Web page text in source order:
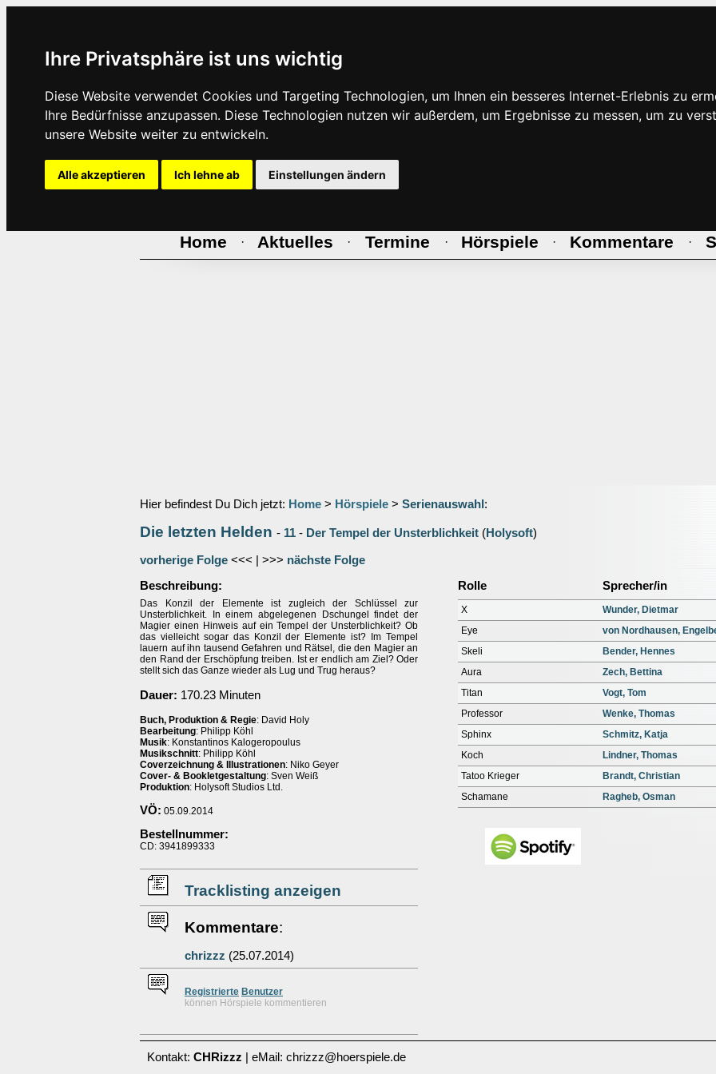
Ihre Privatsphäre ist uns wichtig
Diese Website verwendet Cookies und Targeting Technologien, um Ihnen ein besseres Internet-Erlebnis zu
Ihre Bedürfnisse anzupassen. Diese Technologien nutzen wir außerdem, um Ergebnisse zu messen, um zu
unsere Website weiter zu entwickeln.
Alle akzeptieren Ich lehne ab Einstellungen ändern
Home · Aktuelles · Termine · Hörspiele · Kommentare ·
Hier befindest Du Dich jetzt: Home > Hörspiele > Serienauswahl :
Die letzten Helden - 11 - Der Tempel der Unsterblichkeit (Holysoft)
vorherige Folge <<< | >>> nächste Folge
Beschreibung:
Das Konzil der Elemente ist zugleich der Schlüssel zur
Unsterblichkeit. In einem abgelegenen Dschungel findet der
Magier einen Hinweis auf ein Tempel der Unsterblichkeit? Ob
das vielleicht sogar das Konzil der Elemente ist? Im Tempel
lauern auf ihn tausend Gefahren und Rätsel, die den Magier an
den Rand der Erschöpfung treiben. Ist er endlich am Ziel? Oder
stellt sich das Ganze wieder als Lug und Trug heraus?
Dauer: 170.23 Minuten
Buch, Produktion & Regie: David Holy
Bearbeitung: Philipp Köhl
Musik: Konstantinos Kalogeropoulus
Musikschnitt: Philipp Köhl
Coverzeichnung & Illustrationen: Niko Geyer
Cover- & Bookletgestaltung: Sven Weiß
Produktion: Holysoft Studios Ltd.
VÖ: 05.09.2014
Bestellnummer:
CD: 3941899333
Tracklisting anzeigen
Kommentare:
chrizzz (25.07.2014)
Registrierte Benutzer
können Hörspiele kommentieren
Rolle Sprecher/in
X
Wunder, Dietmar
Eye
von Nordhausen,
Skeli
Bender, Hennes
Aura
Zech, Bettina
Titan
Vogt, Tom
Professor
Wenke, Thomas
Sphinx
Schmitz, Katja
Koch
Lindner, Thomas
Tatoo Krieger
Brandt, Christian
Schamane
Ragheb, Osman
Kontakt: CHRizzz | eMail: chrizzz@hoerspiele.de